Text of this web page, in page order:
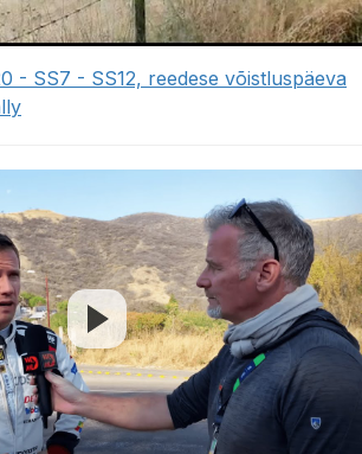
- SS7 - SS12, reedese võistluspäeva